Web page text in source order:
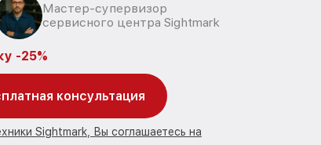
Мастер-супервизор
сервисного центра Sightmark
-25%
консультация
Sightmark, Вы соглашаетесь на